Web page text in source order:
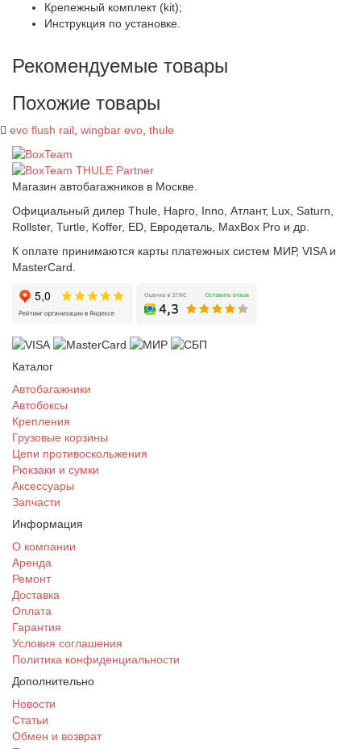
Крепежный комплект (kit);
Инструкция по установке.
Рекомендуемые товары
Похожие товары
evo flush rail wingbar evo thule
Магазин автобагажников в Москве.
Официальный дилер Thule, Hapro, Inno, Атлант, Lux, Saturn,
Rollster, Turtle, Koffer, ED, Евродеталь, MaxBox Pro и др.
К оплате принимаются карты платежных систем МИР, VISA и
MasterCard.
Каталог
Автобагажники
Автобоксы
Крепления
Грузовые корзины
Цепи противоскольжения
Рюкзаки и сумки
Аксессуары
Запчасти
Информация
О компании
Аренда
Ремонт
Доставка
Оплата
Гарантия
Условия соглашения
Политика конфиденциальности
Дополнительно
Новости
Статьи
Обмен и возврат